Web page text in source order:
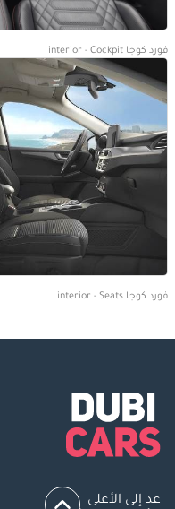
فورد كوجا interior - Cockpit
فورد كوجا interior - Seats
عد إلى الأعلى